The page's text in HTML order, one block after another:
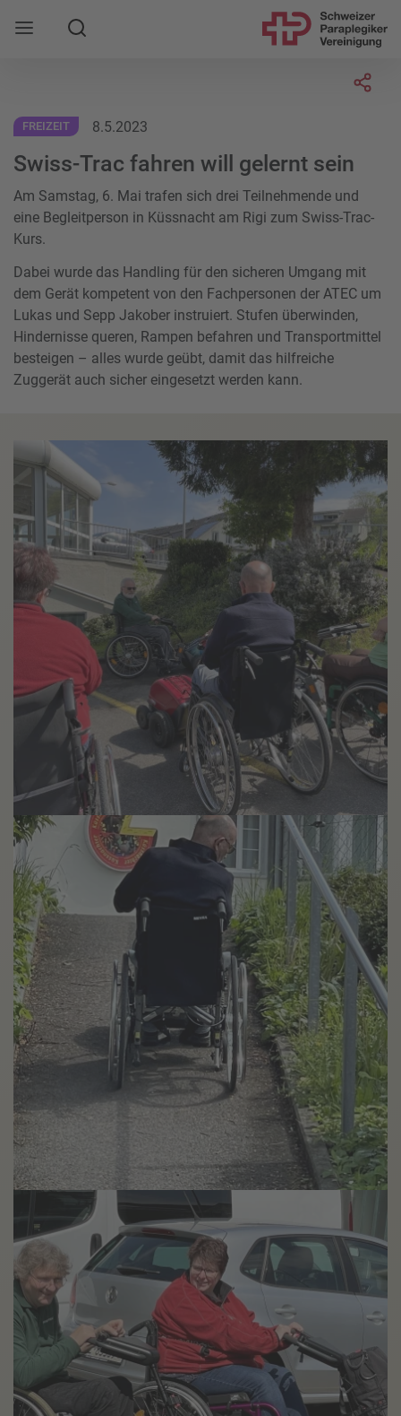
Mobile Navigation öffnen
Suche
FREIZEIT 8.5.2023
Swiss-Trac fahren will gelernt sein
Am Samstag, 6. Mai trafen sich drei Teilnehmende und
eine Begleitperson in Küssnacht am Rigi zum Swiss-Trac-
Kurs.
Dabei wurde das Handling für den sicheren Umgang mit
dem Gerät kompetent von den Fachpersonen der ATEC um
Lukas und Sepp Jakober instruiert. Stufen überwinden,
Hindernisse queren, Rampen befahren und Transportmittel
besteigen – alles wurde geübt, damit das hilfreiche
Zuggerät auch sicher eingesetzt werden kann.